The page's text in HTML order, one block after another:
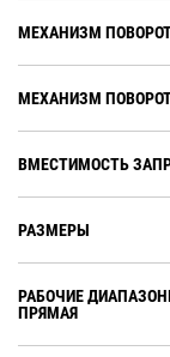
МЕХАНИЗМ
МЕХАНИЗМ
ВМЕСТИМОСТЬ
РАЗМЕРЫ
РАБОЧИЕ
ПРЯМАЯ